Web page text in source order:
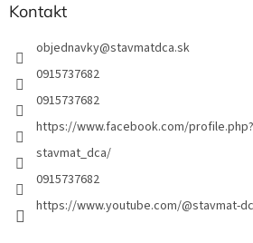
Kontakt
objednavky@stavmatdca.sk
0915737682
0915737682
https://www.facebook.com/
stavmat_dca/
0915737682
https://www.youtube.com/@stavmat-